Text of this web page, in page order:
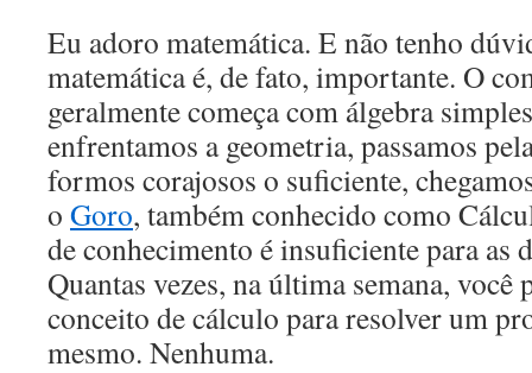
Eu adoro matemática. E não tenho
matemática é, de fato, importante. O
geralmente começa com álgebra
enfrentamos a geometria, passamos
formos corajosos o suficiente,
o Goro, também conhecido como
de conhecimento é insuficiente para as
Quantas vezes, na última semana, você
conceito de cálculo para resolver um
mesmo. Nenhuma.